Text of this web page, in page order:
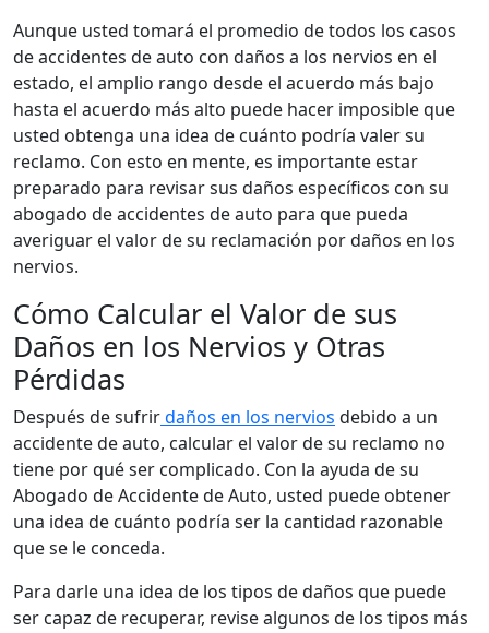
Aunque usted tomará el promedio de todos los casos
de accidentes de auto con daños a los nervios en el
estado, el amplio rango desde el acuerdo más bajo
hasta el acuerdo más alto puede hacer imposible que
usted obtenga una idea de cuánto podría valer su
reclamo. Con esto en mente, es importante estar
preparado para revisar sus daños específicos con su
abogado de accidentes de auto para que pueda
averiguar el valor de su reclamación por daños en los
nervios.
Cómo Calcular el Valor de sus
Daños en los Nervios y Otras
Pérdidas
Después de sufrirdaños en los nervios debido a un
accidente de auto, calcular el valor de su reclamo no
tiene por qué ser complicado. Con la ayuda de su
Abogado de Accidente de Auto, usted puede obtener
una idea de cuánto podría ser la cantidad razonable
que se le conceda.
Para darle una idea de los tipos de daños que puede
ser capaz de recuperar, revise algunos de los tipos más